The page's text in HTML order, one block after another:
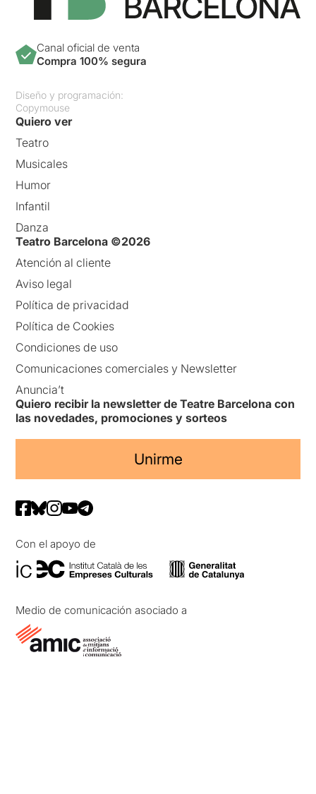
Canal oficial de venta
Compra 100% segura
Diseño y programación:
Copymouse
Quiero ver
Teatro
Musicales
Humor
Infantil
Danza
Teatro Barcelona ©2026
Atención al cliente
Aviso legal
Política de privacidad
Política de Cookies
Condiciones de uso
Comunicaciones comerciales y Newsletter
Anuncia’t
Quiero recibir la newsletter de Teatre Barcelona con
las novedades, promociones y sorteos
Unirme
Con el apoyo de
Medio de comunicación asociado a